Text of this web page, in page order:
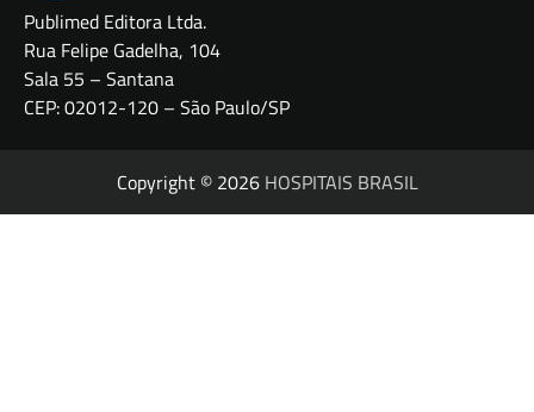
Publimed Editora Ltda.
Rua Felipe Gadelha, 104
Sala 55 – Santana
CEP: 02012-120 – São Paulo/SP
Copyright © 2026 HOSPITAIS BRASIL